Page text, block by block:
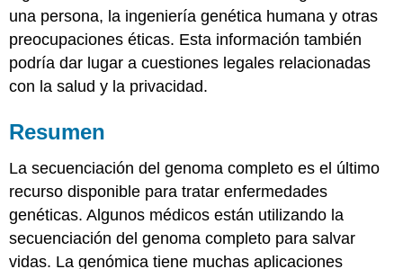
una persona, la ingeniería genética humana y otras
preocupaciones éticas. Esta información también
podría dar lugar a cuestiones legales relacionadas
con la salud y la privacidad.
Resumen
La secuenciación del genoma completo es el último
recurso disponible para tratar enfermedades
genéticas. Algunos médicos están utilizando la
secuenciación del genoma completo para salvar
vidas. La genómica tiene muchas aplicaciones